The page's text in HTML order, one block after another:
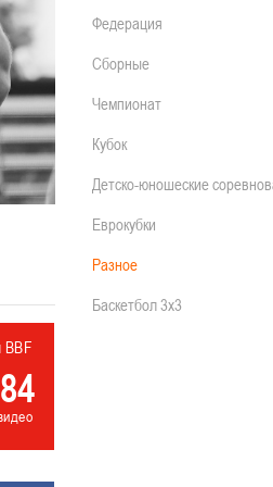
84
Федерация
Сборные
Чемпионат
Кубок
Детско-юношеские
Еврокубки
Разное
Баскетбол 3х3